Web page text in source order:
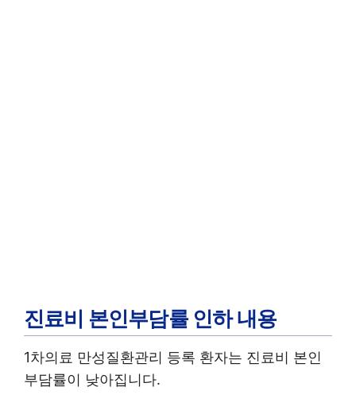
진료비 본인부담률 인하 내용
1차의료 만성질환관리 등록 환자는 진료비 본인
부담률이 낮아집니다.